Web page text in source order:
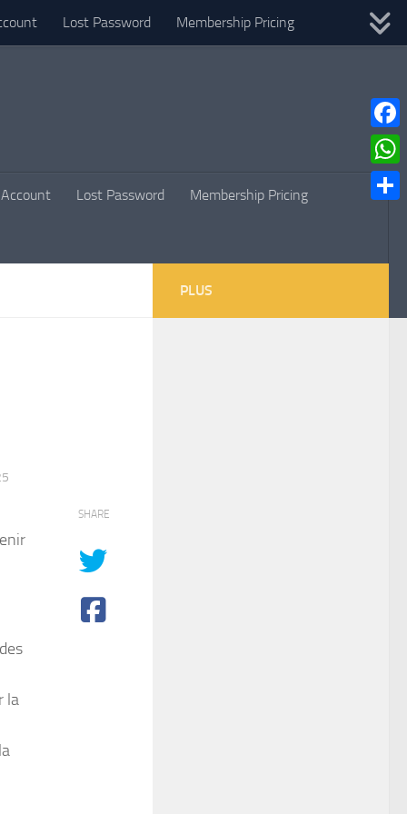
Lost Password Membership Pricing
Lost Password Membership Pricing
la
SHARE
PLUS